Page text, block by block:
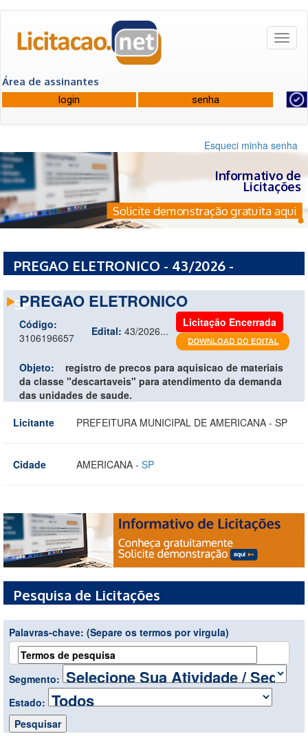
Área de assinantes
Esqueci minha senha
Informativo de
Licitações
Solicite demonstração gratuita aqui
PREGAO ELETRONICO - 43/2026 -
SP
PREGAO ELETRONICO
Código:
3106196657
Edital: 43/2026...
Licitação Encerrada
Objeto:
registro de precos para aquisicao de materiais
da classe "descartaveis" para atendimento da demanda
das unidades de saude.
Licitante
PREFEITURA MUNICIPAL DE AMERICANA - SP
Cidade AMERICANA - SP
Pesquisa de Licitações
Palavras-chave: (Separe os termos por virgula)
Segmento:
Estado: